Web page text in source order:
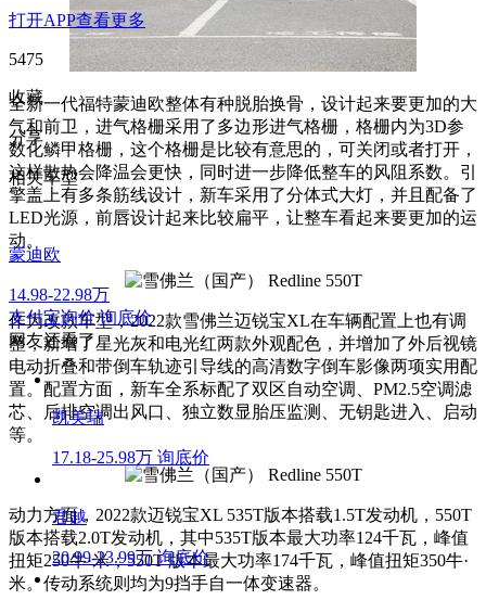
全新一代福特蒙迪欧整体有种脱胎换骨，设计起来要更加的大
气和前卫，进气格栅采用了多边形进气格栅，格栅内为3D参
数化鳞甲格栅，这个格栅是比较有意思的，可关闭或者打开，
这样散热会降温会更快，同时进一步降低整车的风阻系数。引
擎盖上有多条筋线设计，新车采用了分体式大灯，并且配备了
LED光源，前唇设计起来比较扁平，让整车看起来要更加的运
动。
作为改款车型，2022款雪佛兰迈锐宝XL在车辆配置上也有调
整，新增了星光灰和电光红两款外观配色，并增加了外后视镜
电动折叠和带倒车轨迹引导线的高清数字倒车影像两项实用配
置。配置方面，新车全系标配了双区自动空调、PM2.5空调滤
芯、后排空调出风口、独立数显胎压监测、无钥匙进入、启动
等。
动力方面，2022款迈锐宝XL 535T版本搭载1.5T发动机，550T
版本搭载2.0T发动机，其中535T版本最大功率124千瓦，峰值
扭矩250牛·米；550T 版本最大功率174千瓦，峰值扭矩350牛·
米。传动系统则均为9挡手自一体变速器。
打开APP查看更多
5475
收藏
分享
相关车型
蒙迪欧
14.98-22.98万
支付宝询价 询底价
网友还看了
凯美瑞
17.18-25.98万 询底价
君越
20.99-23.99万 询底价